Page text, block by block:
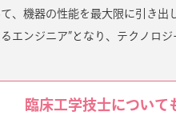
、機器の性能を最大限に引き出
エンジニア”となり、テクノロ
臨床工学技士について